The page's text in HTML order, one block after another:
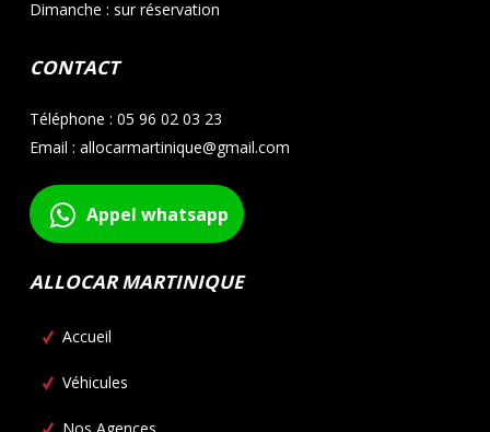
Dimanche : sur réservation
CONTACT
Téléphone : 05 96 02 03 23
Email : allocarmartinique@gmail.com
Appel whatsapp
ALLOCAR MARTINIQUE
Accueil
Véhicules